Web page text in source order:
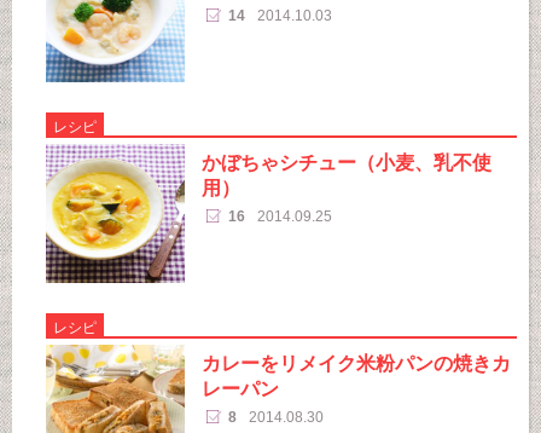
14 2014.10.03
レシピ
かぼちゃシチュー（小麦、乳不使
用）
16 2014.09.25
レシピ
カレーをリメイク米粉パンの焼きカ
レーパン
8 2014.08.30